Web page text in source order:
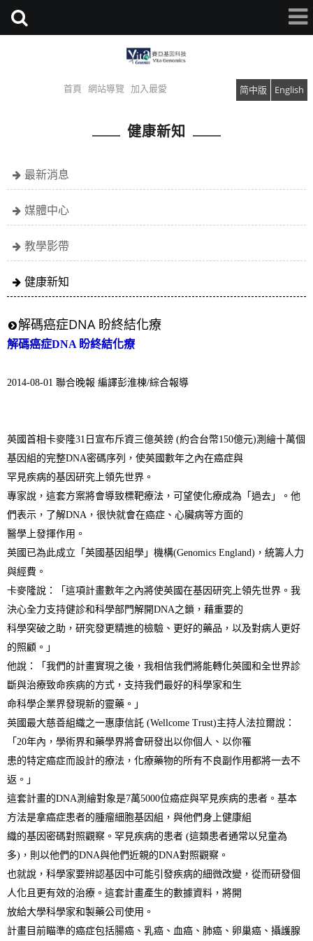
首頁 網站導覽 加入最愛 简中版 English
健康新知
最新消息
媒體中心
教學影帶
健康新知
解碼癌症DNA 盼終結化療
解碼癌症DNA 盼終結化療
2014-08-01 聯合晚報 編譯彭淮棟/綜合報導
英國首相卡麥隆31 日宣布斥資三億英鎊 (約合台幣150億元)測繪十萬個
基因組的完整DNA密碼序列，使英國數年之內在癌症與
罕見疾病的基因研究上領先世界。
專家說，這套方案將會導致標靶療法，可望使化療成為「過去」。他
們表示，了解DNA ，很快就會在癌症、心臟病等方面的
醫學上發揮作用。
英國已為此成立「英國基因組學」機構(Genomics England) ，統籌人力
與經費。
卡麥隆說：「這項計畫數年之內將使英國在基因研究上領先世界。我
決心全力支持健診和科學部門解開DNA之鎖，藉重要的
科學突破之助，研究發更精進的檢驗、更好的藥品，以及對病人更好
的照顧。」
他說：「我們的計畫實現之後，我相信我們將能轉化英國和全世界診
斷與治療致命疾病的方式，支持我們最好的科學家和生
命科學企業界發現新的靈藥。」
英國最大慈善組織之一惠康信託 (Wellcome Trust)主持人法拉爾說：
「 20年內，學術界和藥學界將會研發出以你個人、以你罹
患的特定癌症而設計的療法，化療藥物的所有不良副作用都將一去不
返。」
這套計畫的DNA測繪對象是7萬5000位癌症與罕見疾病的患者。基本
方法是拿癌症患者的腫瘤細胞基因組，與他們身上健康組
織的基因密碼對照觀察。罕見疾病的患者 (這類患者通常以兒童為
多) ，則以他們的DNA與他們近親的DNA對照觀察。
也就說，科學家要辨認基因中可能引發疾病的細微改變，從而研發個
人化且更有效的治療。這套計畫產生的數據資料，將開
放給大學科學家和製藥公司使用。
計畫目前瞄準的癌症包括腸癌、乳癌、血癌、肺癌、卵巢癌、攝護腺